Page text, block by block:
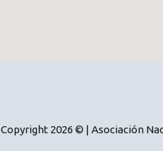
Copyright 2026 © | Asociación